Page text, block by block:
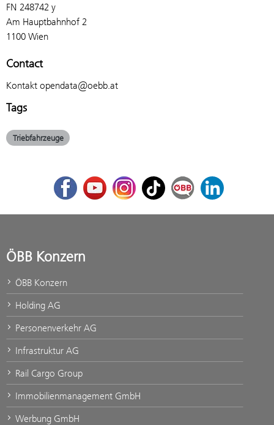
FN 248742 y
Am Hauptbahnhof 2
1100 Wien
Contact
Kontakt opendata@oebb.at
Tags
Triebfahrzeuge
FacebookYoutubeInstagram
TikTok ÖBB Corporate Blog
LinkedIn
ÖBB Konzern
ÖBB Konzern
Holding AG
Personenverkehr AG
Infrastruktur AG
Rail Cargo Group
Immobilienmanagement GmbH
Werbung GmbH